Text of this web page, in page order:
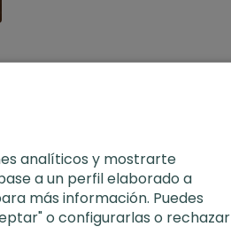
analíticos y mostrarte
a un perfil elaborado a
más información. Puedes
o configurarlas o rechazar